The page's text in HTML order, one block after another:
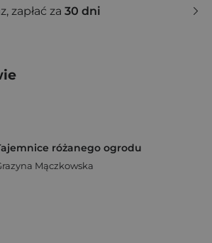
zapłać za 30 dni
różanego ogrodu
Mączkowska